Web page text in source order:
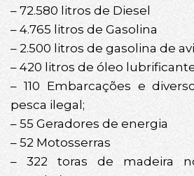
– 72.580 litros de Diesel
– 4.765 litros de Gasolina
– 2.500 litros de gasolina de
– 420 litros de óleo
– 110 Embarcações e
pesca ilegal;
– 55 Geradores de energia
– 52 Motosserras
– 322 toras de madeira